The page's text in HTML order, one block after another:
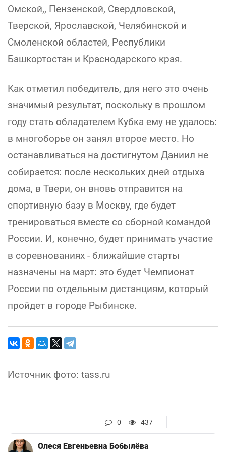
Омской,, Пензенской, Свердловской,
Тверской, Ярославской, Челябинской и
Смоленской областей, Республики
Башкортостан и Краснодарского края.
Как отметил победитель, для него это очень
значимый результат, поскольку в прошлом
году стать обладателем Кубка ему не удалось:
в многоборье он занял второе место. Но
останавливаться на достигнутом Даниил не
собирается: после нескольких дней отдыха
дома, в Твери, он вновь отправится на
спортивную базу в Москву, где будет
тренироваться вместе со сборной командой
России. И, конечно, будет принимать участие
в соревнованиях - ближайшие старты
назначены на март: это будет Чемпионат
России по отдельным дистанциям, который
пройдет в городе Рыбинске.
Источник фото: tass.ru
0 437
Олеся Евгеньевна Бобылёва